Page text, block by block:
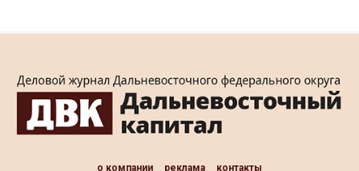
о компании реклама контакты